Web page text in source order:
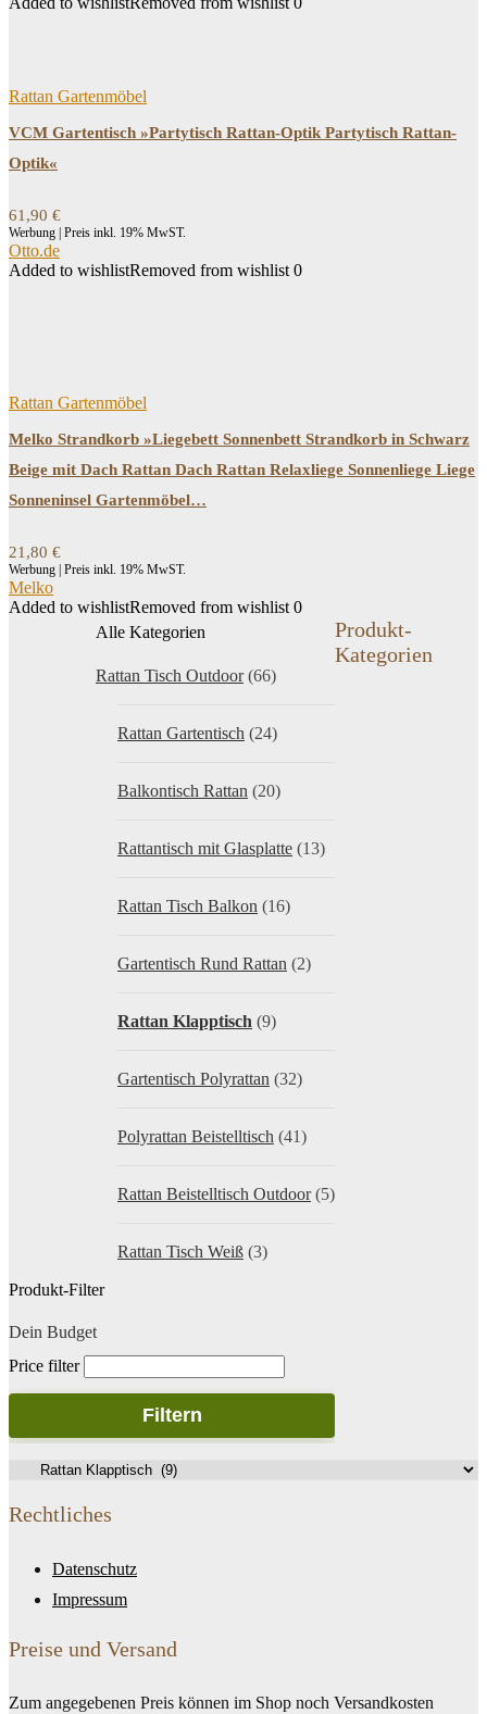
Rattan Gartenmöbel
VCM Gartentisch »Partytisch Rattan-Optik Partytisch Rattan-
Optik«
61,90 €
Werbung | Preis inkl. 19% MwST.
Otto.de
Added to wishlistRemoved from wishlist 0
Rattan Gartenmöbel
Melko Strandkorb »Liegebett Sonnenbett Strandkorb in Schwarz
Beige mit Dach Rattan Dach Rattan Relaxliege Sonnenliege Liege
Sonneninsel Gartenmöbel…
21,80 €
Werbung | Preis inkl. 19% MwST.
Melko
Added to wishlistRemoved from wishlist 0
Alle Kategorien
Rattan Tisch Outdoor (66)
Rattan Gartentisch (24)
Balkontisch Rattan (20)
Rattantisch mit Glasplatte (13)
Rattan Tisch Balkon (16)
Gartentisch Rund Rattan (2)
Rattan Klapptisch (9)
Gartentisch Polyrattan (32)
Polyrattan Beistelltisch (41)
Rattan Beistelltisch Outdoor (5)
Rattan Tisch Weiß (3)
Produkt-Filter
Dein Budget
Price filter
Filtern
Produkt-
Kategorien
Rechtliches
Datenschutz
Impressum
Preise und Versand
Zum angegebenen Preis können im Shop noch Versandkosten